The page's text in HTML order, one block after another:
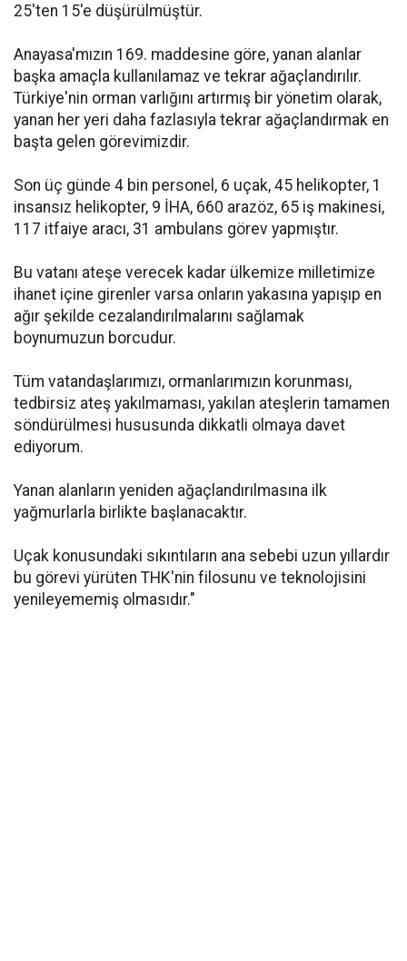
25'ten 15'e düşürülmüştür.
Anayasa'mızın 169. maddesine göre, yanan alanlar
başka amaçla kullanılamaz ve tekrar ağaçlandırılır.
Türkiye'nin orman varlığını artırmış bir yönetim olarak,
yanan her yeri daha fazlasıyla tekrar ağaçlandırmak en
başta gelen görevimizdir.
Son üç günde 4 bin personel, 6 uçak, 45 helikopter, 1
insansız helikopter, 9 İHA, 660 arazöz, 65 iş makinesi,
117 itfaiye aracı, 31 ambulans görev yapmıştır.
Bu vatanı ateşe verecek kadar ülkemize milletimize
ihanet içine girenler varsa onların yakasına yapışıp en
ağır şekilde cezalandırılmalarını sağlamak
boynumuzun borcudur.
Tüm vatandaşlarımızı, ormanlarımızın korunması,
tedbirsiz ateş yakılmaması, yakılan ateşlerin tamamen
söndürülmesi hususunda dikkatli olmaya davet
ediyorum.
Yanan alanların yeniden ağaçlandırılmasına ilk
yağmurlarla birlikte başlanacaktır.
Uçak konusundaki sıkıntıların ana sebebi uzun yıllardır
bu görevi yürüten THK'nin filosunu ve teknolojisini
yenileyememiş olmasıdır."